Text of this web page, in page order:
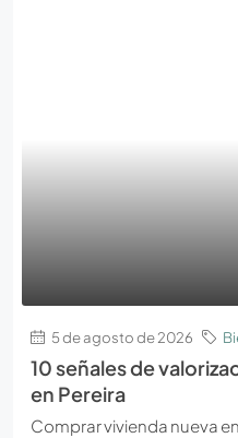
5 de agosto de 2026
10 señales de
en Pereira
Comprar vivienda nueva